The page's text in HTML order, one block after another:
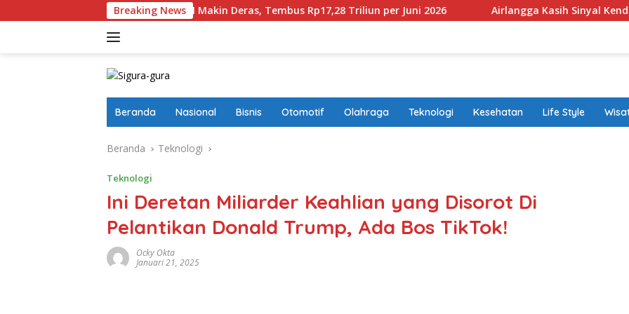
ke
Breaking News
Masuk Ke Pinjol RI Makin Deras, Tembus Rp17,28 Triliun per Juni 2026 Airlangga Kasih Sinyal Kendaraan Pribadi
Beranda Nasional Bisnis Otomotif Olahraga Teknologi Kesehatan Life Style
Beranda Teknologi
Teknologi
Ini Deretan Miliarder Keahlian yang Disorot Di
Pelantikan Donald Trump, Ada Bos TikTok!
Ocky Okta
Januari 21, 2025